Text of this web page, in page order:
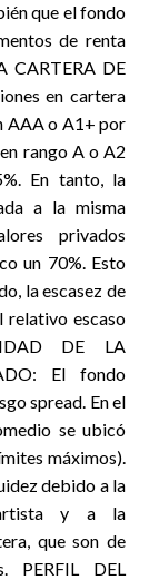
que el fondo
de renta
CARTERA DE
en cartera
AAA o A1+ por
rango A o A2
En tanto, la
a la misma
privados
un 70%. Esto
la escasez de
relativo escaso
DE LA
El fondo
spread. En el
se ubicó
máximos).
debido a la
y a la
que son de
PERFIL DEL